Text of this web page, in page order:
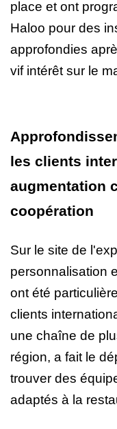
place et ont
Haloo pour des
approfondies
vif intérêt sur le
les clients
augmentation
coopération
Sur le site de
personnalisation
ont été
clients
une chaîne de
région, a fait le
trouver des
adaptés à la